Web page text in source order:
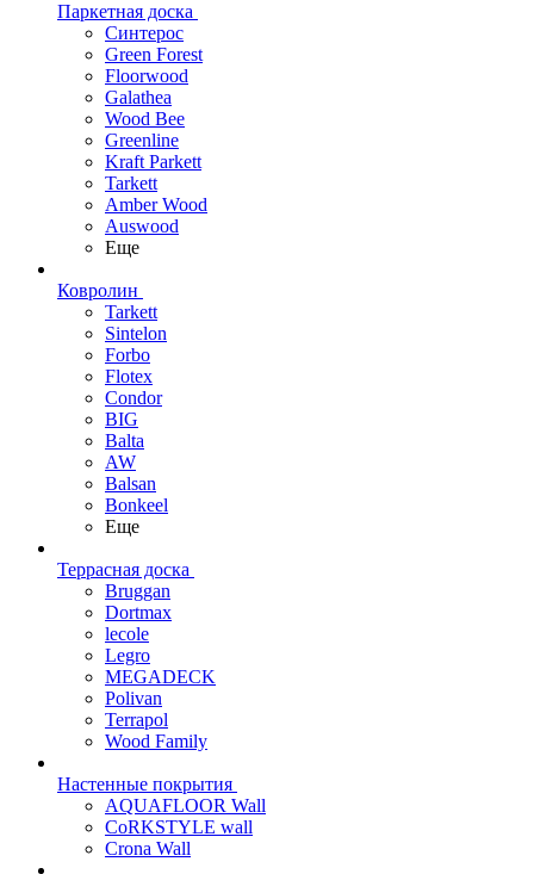
Паркетная доска
Синтерос
Green Forest
Floorwood
Galathea
Wood Bee
Greenline
Kraft Parkett
Tarkett
Amber Wood
Auswood
Еще
Ковролин
Tarkett
Sintelon
Forbo
Flotex
Condor
BIG
Balta
AW
Balsan
Bonkeel
Еще
Террасная доска
Bruggan
Dortmax
lecole
Legro
MEGADECK
Polivan
Terrapol
Wood Family
Настенные покрытия
AQUAFLOOR Wall
CoRKSTYLE wall
Crona Wall